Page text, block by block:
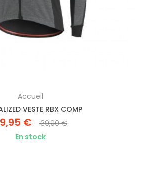
Accueil
VESTE RBX COMP
€
139,90 €
En stock